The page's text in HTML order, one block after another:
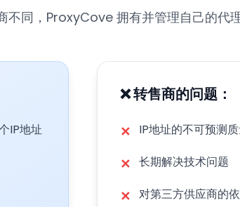
不同，ProxyCove 拥有并管理自己的代
IP地址
❌ 转售商的问题：
✕ IP地址的不可预测
✕ 长期解决技术问题
✕ 对第三方供应商的